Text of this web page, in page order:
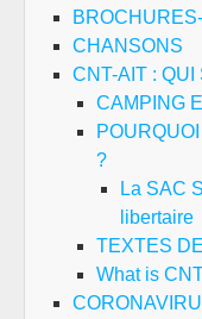
CHANSONS
CNT-AIT : QUI
CAMPING
?
La SAC
libertaire
TEXTES
What is